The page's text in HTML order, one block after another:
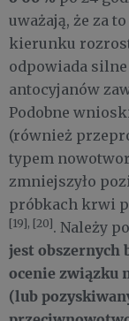
uważają, że za
kierunku
odpowiada
antocyjanów
Podobne
(również
typem
zmniejszyło
próbkach krwi
[19], [20] . Należy
jest obszernych
ocenie związku
(lub